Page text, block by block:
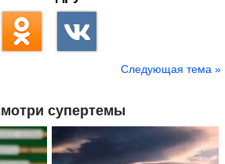
Следующая тема »
супертемы